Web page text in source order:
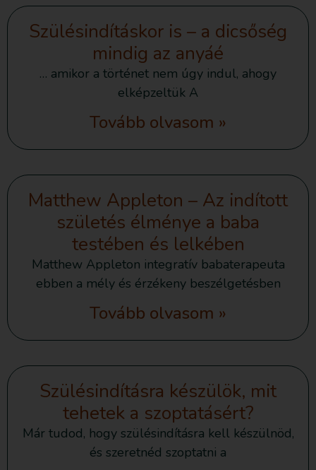
Szülésindításkor is – a dicsőség
mindig az anyáé
… amikor a történet nem úgy indul, ahogy
elképzeltük A
Tovább olvasom »
Matthew Appleton – Az indított
születés élménye a baba
testében és lelkében
Matthew Appleton integratív babaterapeuta
ebben a mély és érzékeny beszélgetésben
Tovább olvasom »
Szülésindításra készülök, mit
tehetek a szoptatásért?
Már tudod, hogy szülésindításra kell készülnöd,
és szeretnéd szoptatni a